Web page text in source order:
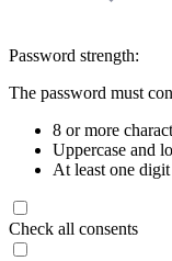
Password strength:
The password must
8 or more
Uppercase and
At least one
Check all consents